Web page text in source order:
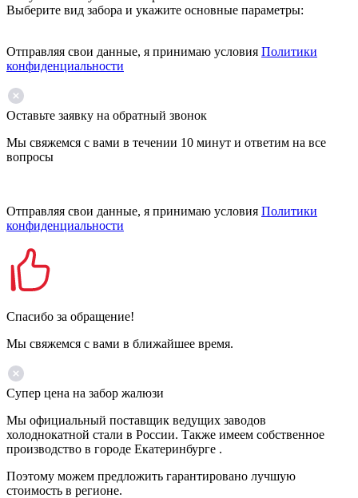
Выберите вид забора и укажите основные параметры:
Отправляя свои данные, я принимаю условия Политики
конфиденциальности
Оставьте заявку на обратный звонок
Мы свяжемся с вами в течении 10 минут и ответим на все
вопросы
Отправляя свои данные, я принимаю условия Политики
конфиденциальности
Спасибо за обращение!
Мы свяжемся с вами в ближайшее время.
Супер цена на забор жалюзи
Мы официальный поставщик ведущих заводов
холоднокатной стали в России. Также имеем собственное
производство в городе Екатеринбурге .
Поэтому можем предложить гарантировано лучшую
стоимость в регионе.